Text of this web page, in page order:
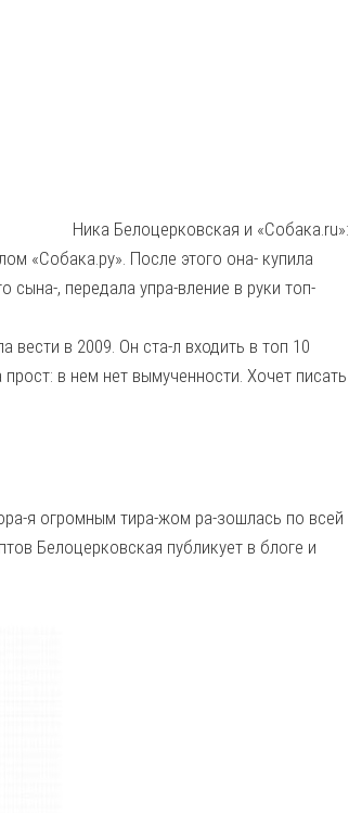
Ника Белоцерковская и «Собака.ru»:
«Собака.ру». После этого она- купила
сына-, передала упра-вление в руки топ-
вести в 2009. Он ста-л входить в топ 10
в нем нет вымученности. Хочет писать
я огромным тира-жом ра-зошлась по всей
Белоцерковская публикует в блоге и